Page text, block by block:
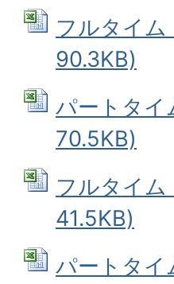
フルタイ
90.3KB)
パートタイ
70.5KB)
フルタイ
41.5KB)
パートタイ